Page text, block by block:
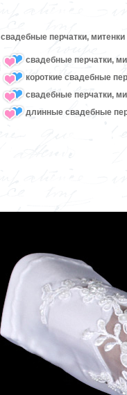
свадебные перчатки, митенки
свадебные перчатки,
короткие свадебные
свадебные перчатки,
длинные свадебные